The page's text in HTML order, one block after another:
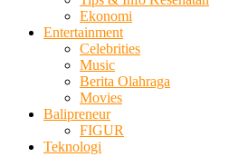
Ekonomi
Entertainment
Celebrities
Music
Berita Olahraga
Movies
Balipreneur
FIGUR
Teknologi